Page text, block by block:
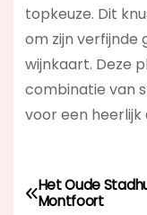
topkeuze. Dit
om zijn verfijnde
wijnkaart. Deze
combinatie van
voor een heerlijk
BHet Oude
Montfoort